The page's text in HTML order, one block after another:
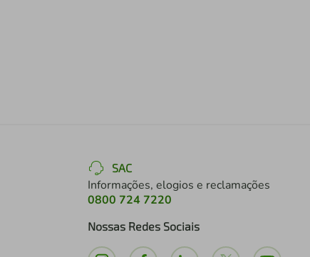
SAC
Informações, elogios e reclamações
0800 724 7220
Nossas Redes Sociais